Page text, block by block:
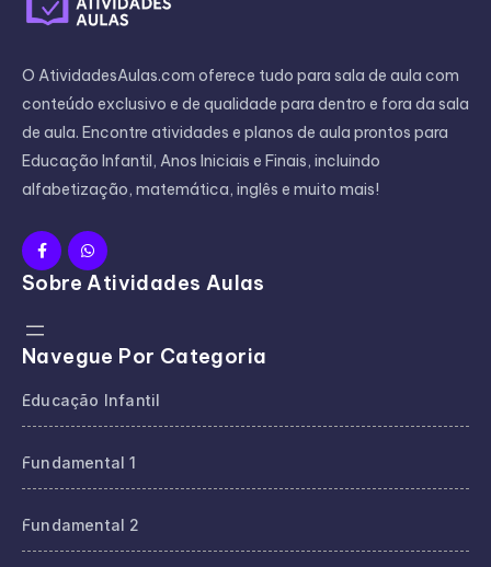
O AtividadesAulas.com oferece tudo para sala de aula com
conteúdo exclusivo e de qualidade para dentro e fora da sala
de aula. Encontre atividades e planos de aula prontos para
Educação Infantil, Anos Iniciais e Finais, incluindo
alfabetização, matemática, inglês e muito mais!
Sobre Atividades Aulas
Navegue Por Categoria
Educação Infantil
Fundamental 1
Fundamental 2